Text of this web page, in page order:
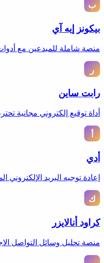
بيكونز إيه آي
منصة شاملة للمبدعين مع
رابت ساين
أداة توقيع إلكتروني مجانية
أدي
إعادة توجيه البريد
كراود أنالايزر
منصة تحليل وسائل التواصل